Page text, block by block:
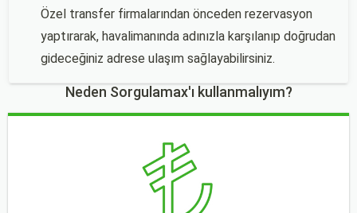
Özel transfer firmalarından önceden rezervasyon
yaptırarak, havalimanında adınızla karşılanıp doğrudan
gideceğiniz adrese ulaşım sağlayabilirsiniz.
Neden Sorgulamax'ı kullanmalıyım?